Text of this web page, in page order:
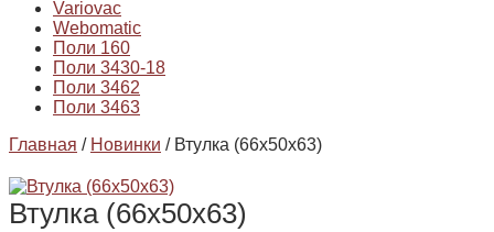
Variovac
Webomatic
Поли 160
Поли 3430-18
Поли 3462
Поли 3463
Главная / Новинки / Втулка (66х50х63)
Втулка (66х50х63)